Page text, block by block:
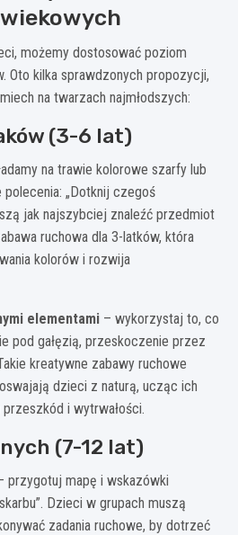
możemy dostosować poziom
Oto kilka sprawdzonych propozycji,
na twarzach najmłodszych:
(3-6 lat)
na trawie kolorowe szarfy lub
„Dotknij czegoś
jak najszybciej znaleźć przedmiot
ruchowa dla 3-latków, która
kolorów i rozwija
elementami – wykorzystaj to, co
pod gałęzią, przeskoczenie przez
kreatywne zabawy ruchowe
dzieci z naturą, ucząc ich
i wytrwałości.
(7-12 lat)
przygotuj mapę i wskazówki
Dzieci w grupach muszą
zadania ruchowe, by dotrzeć